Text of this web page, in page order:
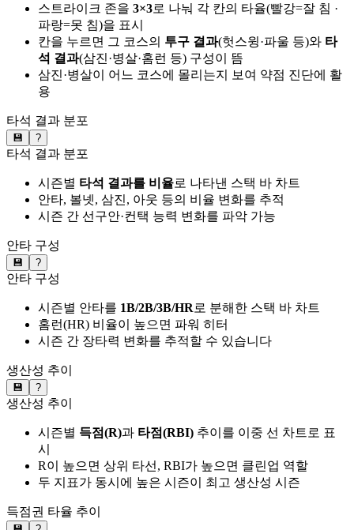
스트라이크 존을 3×3로 나눠 각 칸의 타율(빨강=잘 침 ·
파랑=못 침)을 표시
칸을 누르면 그 코스의 투구 결과(헛스윙·파울 등)와 타
석 결과(삼진·병살·홈런 등) 구성이 뜸
삼진·병살이 어느 코스에 몰리는지 보여 약점 진단에 활
용
타석 결과 분포
💾 ?
타석 결과 분포
시즌별 타석 결과를 비율로 나타낸 스택 바 차트
안타, 볼넷, 삼진, 아웃 등의 비율 변화를 추적
시즌 간 선구안·컨택 능력 변화를 파악 가능
안타 구성
💾 ?
안타 구성
시즌별 안타를 1B/2B/3B/HR로 분해한 스택 바 차트
홈런(HR) 비율이 높으면 파워 히터
시즌 간 장타력 변화를 추적할 수 있습니다
생산성 추이
💾 ?
생산성 추이
시즌별 득점(R)과 타점(RBI) 추이를 이중 선 차트로 표
시
R이 높으면 상위 타선, RBI가 높으면 클린업 역할
두 지표가 동시에 높은 시즌이 최고 생산성 시즌
득점권 타율 추이